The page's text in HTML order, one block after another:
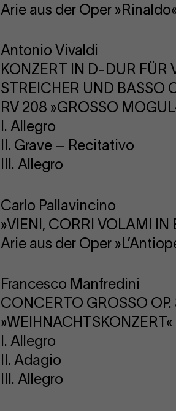
Arie aus der Oper
Antonio Vivaldi
KONZERT IN D-DUR FÜR
STREICHER UND BASSO
RV 208 »GROSSO
I. Allegro
II. Grave – Recitativo
III. Allegro
Carlo Pallavincino
»VIENI, CORRI VOLAMI IN
Arie aus der Oper
Francesco Manfredini
CONCERTO GROSSO OP.
»WEIHNACHTSKONZERT«
I. Allegro
II. Adagio
III. Allegro